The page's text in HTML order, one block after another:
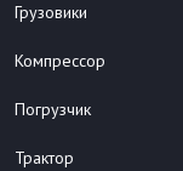
Грузовики
Компрессор
Погрузчик
Трактор